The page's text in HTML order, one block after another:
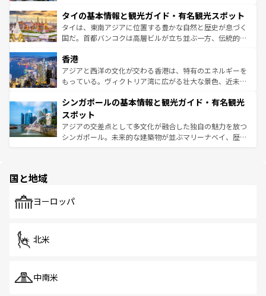
リティに包まれながら、韓国の多彩な魅力を心ゆくまで味
わってみてほしい。 なお、新着の韓国情報はコンテンツ一
覧を参照してほしい。
急速な発展と共に伝統が息づく。ハノイの古い町並みやホ
ーチミン市のフランス統治時代の建物も、独特の雰囲気を
醸し出している。また、バラエティの豊かさとおいしさで
とつ。フォーやバインミー、ベトナムコーヒーなどは、ぜ
ひ現地で味わいたい。どの地域を訪れてもあたたかい人々
が旅行者を迎えてくれるので、きっと忘れられない旅にな
参照してほしい。
タイの基本情報と観光ガイド・有名観光スポット
タイは、東南アジアに位置する豊かな自然と歴史が息づく
国だ。首都バンコクは高層ビルが立ち並ぶ一方、伝統的な
の活気が交差している。北部ではチェンマイなどの山岳地
帯で自然と触れ合い、南部ではプーケットやクラビの美し
いビーチでリゾート気分を楽しむことができる。タイ料理
激する。気候は一年中温暖で、どの季節にも異なる楽しみ
が待っている。親しみやすいタイの人々、仏教を中心とし
た文化、そして多様な観光資源が、訪れる旅人を魅了し続
ける。 なお、新着のタイ情報はコンテンツ一覧を参照して
香港
アジアと西洋の文化が交わる香港は、特有のエネルギーを
もっている。ヴィクトリア湾に広がる壮大な景色、近未来
み、どこを訪れても感動するはず。観光スポットが密集し
ており、効率よく見どころを回れるのも魅力。息をのむよ
うな絶景から文化的な体験まで、香港を存分に楽しみ尽く
そう。 なお、新着の香港情報はコンテンツ一覧を参照して
シンガポールの基本情報と観光ガイド・有名観光
スポット
アジアの交差点として多文化が融合した独自の魅力を放つ
シンガポール。未来的な建築物が並ぶマリーナベイ、歴史
で、ホーカーズは地元の風情を楽しめる外せないスポット
国と地域
ヨーロッパ
北米
中南米